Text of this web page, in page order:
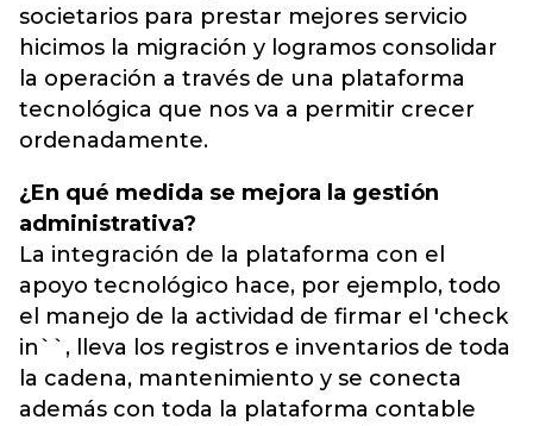
societarios para prestar mejores servicio
hicimos la migración y logramos consolidar
la operación a través de una plataforma
tecnológica que nos va a permitir crecer
ordenadamente.
¿En qué medida se mejora la gestión
administrativa?
La integración de la plataforma con el
apoyo tecnológico hace, por ejemplo, todo
el manejo de la actividad de firmar el 'check
in``, lleva los registros e inventarios de toda
la cadena, mantenimiento y se conecta
además con toda la plataforma contable